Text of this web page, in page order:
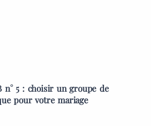
n° 5 : choisir un groupe de
pour votre mariage